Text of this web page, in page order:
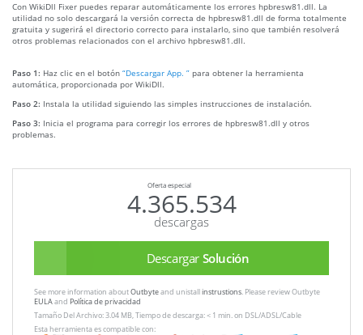
Con WikiDll Fixer puedes reparar automáticamente los errores hpbresw81.dll. La
utilidad no solo descargará la versión correcta de hpbresw81.dll de forma totalmente
gratuita y sugerirá el directorio correcto para instalarlo, sino que también resolverá
otros problemas relacionados con el archivo hpbresw81.dll.
Paso 1: Haz clic en el botón “Descargar App. ” para obtener la herramienta
automática, proporcionada por WikiDll.
Paso 2: Instala la utilidad siguiendo las simples instrucciones de instalación.
Paso 3: Inicia el programa para corregir los errores de hpbresw81.dll y otros
problemas.
Oferta especial
4.365.534
descargas
Descargar Solución
See more information aboutOutbyteand unistallinstrustions. Please review Outbyte
EULAand Política de privacidad
Tamaño Del Archivo: 3.04 MB, Tiempo de descarga: < 1 min. on DSL/ADSL/Cable
Esta herramienta es compatible con: